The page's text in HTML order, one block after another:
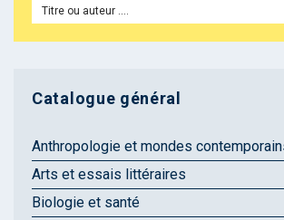
Catalogue général
Anthropologie et mondes
Arts et essais littéraires
Biologie et santé